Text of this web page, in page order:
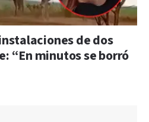
de dos
“En minutos se borró